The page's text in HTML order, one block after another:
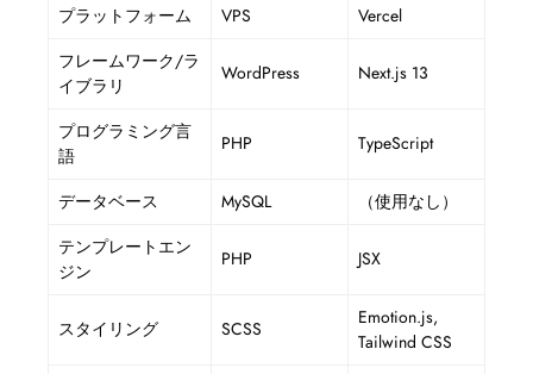
プラットフォーム
VPS
Vercel
フレームワーク/ラ
イブラリ
WordPress Next.js 13
プログラミング言
語
PHP TypeScript
データベース MySQL
（使用なし）
テンプレートエン
ジン
PHP JSX
スタイリング SCSS
Emotion.js,
Tailwind CSS